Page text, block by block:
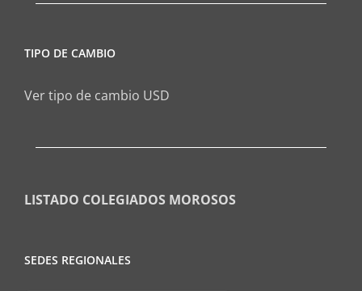
TIPO DE CAMBIO
Ver tipo de cambio USD
LISTADO COLEGIADOS MOROSOS
SEDES REGIONALES